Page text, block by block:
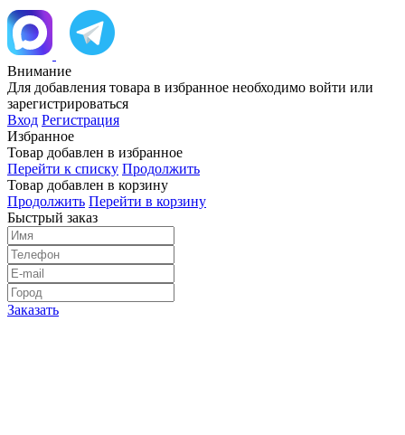
Внимание
Для добавления товара в избранное необходимо войти или
зарегистрироваться
Вход Регистрация
Избранное
Товар добавлен в избранное
Перейти к списку Продолжить
Товар добавлен в корзину
Продолжить Перейти в корзину
Быстрый заказ
Заказать